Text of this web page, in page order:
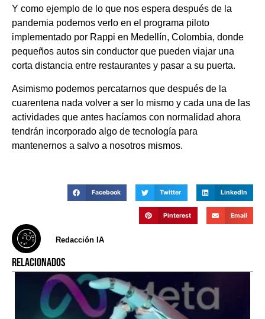
Y como ejemplo de lo que nos espera después de la
pandemia podemos verlo en el programa piloto
implementado por Rappi en Medellín, Colombia, donde
pequeños autos sin conductor que pueden viajar una
corta distancia entre restaurantes y pasar a su puerta.
Asimismo podemos percatarnos que después de la
cuarentena nada volver a ser lo mismo y cada una de las
actividades que antes hacíamos con normalidad ahora
tendrán incorporado algo de tecnología para
mantenernos a salvo a nosotros mismos.
Facebook Twitter LinkedIn
Pinterest Email
Redacción IA
RELACIONADOS